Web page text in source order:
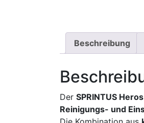
Beschreibung
Der SPRINTUS
Reinigungs- und